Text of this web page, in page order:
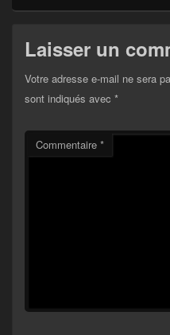
Laisser un
Votre adresse e-mail ne sera
sont indiqués avec *
Commentaire *